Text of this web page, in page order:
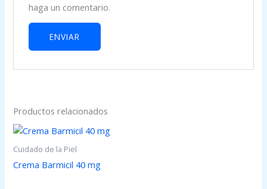
haga un comentario.
Productos relacionados
Cuidado de la Piel
Crema Barmicil 40 mg